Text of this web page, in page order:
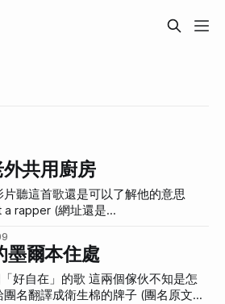
共用廚房
(網址還是
和澳洲當地人 因為廚房是共
爾本住處
歌 這兩個傢伙不知是怎